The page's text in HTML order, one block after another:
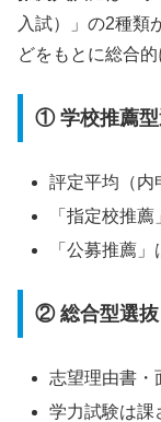
入試）」の2種類
どをもとに総合
① 学校推薦型
評定平均（内
「指定校推
「公募推薦
② 総合型選抜
志望理由書・
学力試験は課